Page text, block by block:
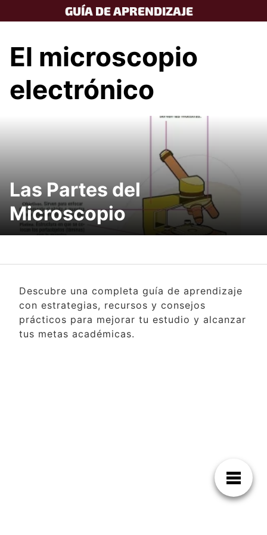
to
GUÍA DE APRENDIZAJE
El microscopio
electrónico
Las Partes del
Microscopio
Descubre una completa guía de aprendizaje
con estrategias, recursos y consejos
prácticos para mejorar tu estudio y alcanzar
tus metas académicas.